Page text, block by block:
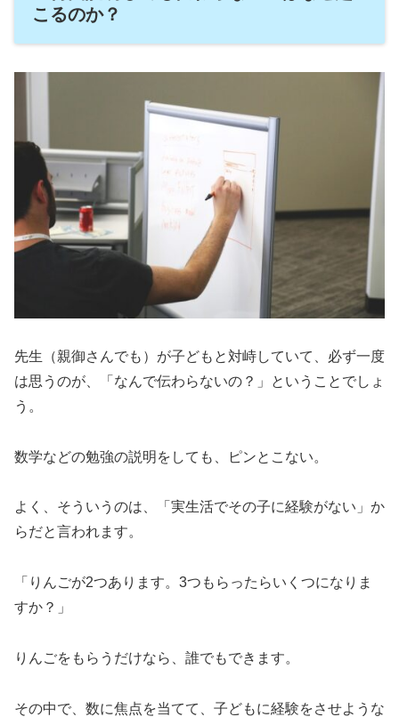
こるのか？
先生（親御さんでも）が子どもと対峙していて、必ず一度
は思うのが、「なんで伝わらないの？」ということでしょ
う。
数学などの勉強の説明をしても、ピンとこない。
よく、そういうのは、「実生活でその子に経験がない」か
らだと言われます。
「りんごが2つあります。3つもらったらいくつになりま
すか？」
りんごをもらうだけなら、誰でもできます。
その中で、数に焦点を当てて、子どもに経験をさせような